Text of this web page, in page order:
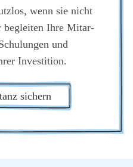
wenn sie nicht
beglei­ten Ihre Mit­ar­
und
Inves­ti­ti­on.
sichern